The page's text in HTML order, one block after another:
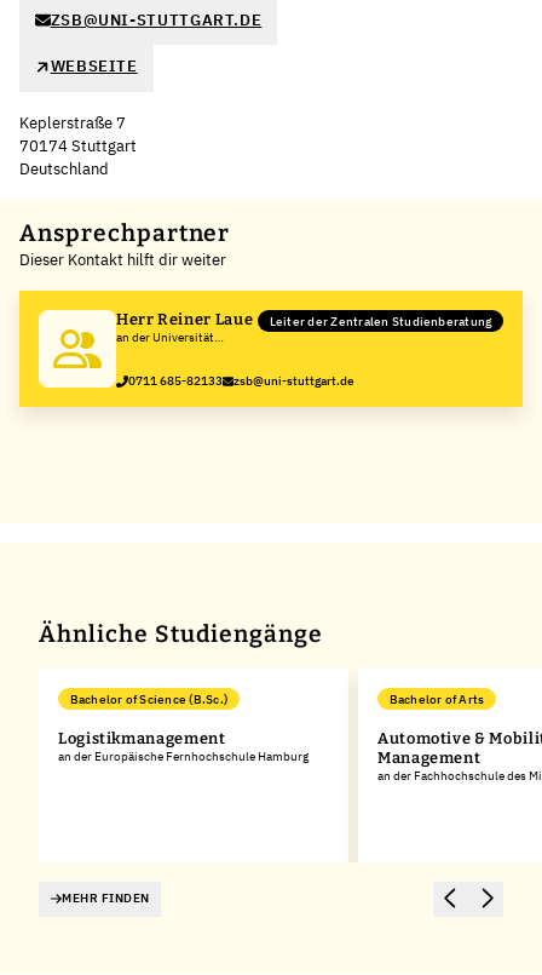
ZSB@UNI-STUTTGART.DE
WEBSEITE
Keplerstraße 7
70174 Stuttgart
Deutschland
+
−
Ansprechpartner
Dieser Kontakt hilft dir weiter
Herr Reiner Laue
an der Universität
Leiter der Zentralen Studienberatung
0711 685-82133 zsb@uni-stuttgart.de
Ähnliche Studiengänge
Bachelor of Science (B.Sc.)
Logistikmanagement
an der Europäische Fernhochschule Hamburg
Bachelor of Arts
Automotive &
Management
an der Fachhochschule des
MEHR FINDEN